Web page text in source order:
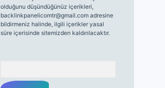
olduğunu düşündüğünüz içerikleri,
backlinkpanelicomtr@gmail.comadresine
bildirmeniz halinde, ilgili içerikler yasal
süre içerisinde sitemizden kaldırılacaktır.